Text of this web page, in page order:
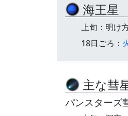
海王星
上旬：明け
18日ごろ：
主な彗
パンスターズ